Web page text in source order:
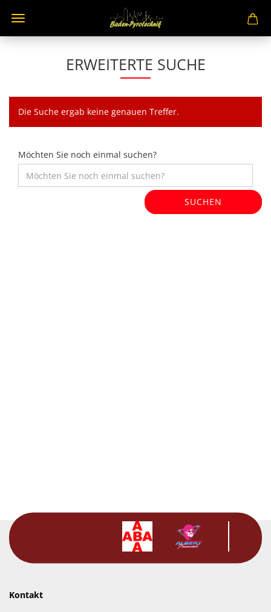
ERWEITERTE SUCHE
Die Suche ergab keine genauen Treffer.
Möchten Sie noch einmal suchen?
SUCHEN
Kontakt